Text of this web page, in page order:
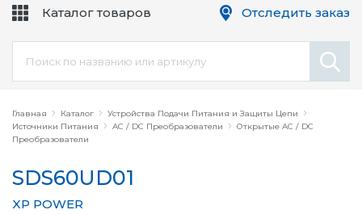
Главная Каталог
Устройства Подачи Питания и Защиты Цепи
Источники Питания
AC / DC Преобразователи
Открытые AC / DC
Преобразователи
SDS60UD01
XP POWER
Каталог товаров
Цепи
Оборудование
Отследить заказ